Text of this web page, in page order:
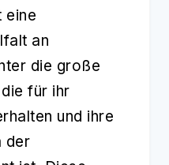
eine
an
die große
für ihr
und ihre
der